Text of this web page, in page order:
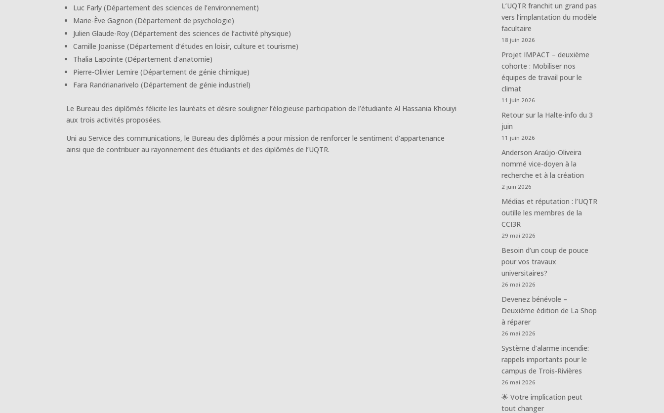
Luc Farly (Département des sciences de l’environnement)
Marie-Ève Gagnon (Département de psychologie)
Julien Glaude-Roy (Département des sciences de l’activité physique)
Camille Joanisse (Département d’études en loisir, culture et tourisme)
Thalia Lapointe (Département d’anatomie)
Pierre-Olivier Lemire (Département de génie chimique)
Fara Randrianarivelo (Département de génie industriel)
Le Bureau des diplômés félicite les lauréats et désire souligner l’élogieuse participation de l’étudiante Al Hassania Khouiyi
aux trois activités proposées.
Uni au Service des communications, le Bureau des diplômés a pour mission de renforcer le sentiment d’appartenance
ainsi que de contribuer au rayonnement des étudiants et des diplômés de l’UQTR.
L’UQTR franchit un grand pas
vers l’implantation du modèle
facultaire
18 juin 2026
Projet IMPACT – deuxième
cohorte : Mobiliser nos
équipes de travail pour le
climat
11 juin 2026
Retour sur la Halte-info du 3
juin
11 juin 2026
Anderson Araújo-Oliveira
nommé vice-doyen à la
recherche et à la création
2 juin 2026
Médias et réputation : l’UQTR
outille les membres de la
CCI3R
29 mai 2026
Besoin d’un coup de pouce
pour vos travaux
universitaires?
26 mai 2026
Devenez bénévole –
Deuxième édition de La Shop
à réparer
26 mai 2026
Système d’alarme incendie:
rappels importants pour le
campus de Trois-Rivières
26 mai 2026
🌟 Votre implication peut
tout changer